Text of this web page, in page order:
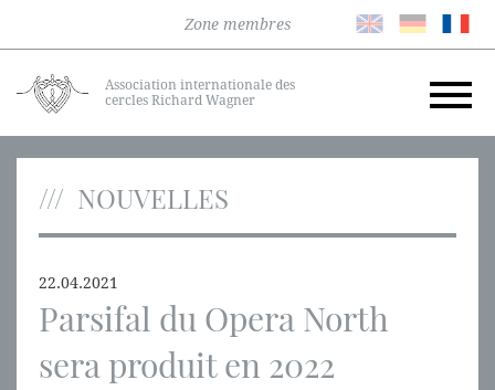
Zone membres
Association internationale des
cercles Richard Wagner
NOUVELLES
22.04.2021
Parsifal du Opera North
sera produit en 2022